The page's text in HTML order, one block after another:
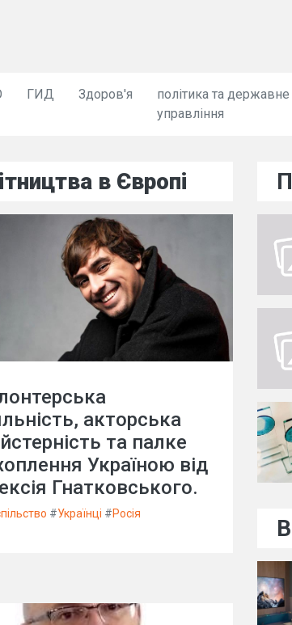
ГИД Здоров'я
політика та державне
управління
в Європі
акторська
та палке
Україною від
Гнатковського.
#Українці #Росія